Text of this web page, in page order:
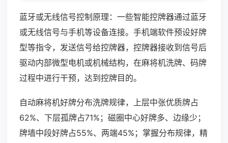
蓝牙或无线信号控制原理：一些智能控牌器通过蓝牙
或无线信号与手机等设备连接。手机端软件预设好牌
型等指令，发送信号给控牌器，控牌器接收到信号后
驱动内部微型电机或机械结构，在麻将机洗牌、码牌
过程中进行干预，达到控牌目的。
自动麻将机好牌分布洗牌规律，上层中张优质牌占
62%、下层孤牌占71%；磁圈中心好牌多、边缘少；
牌墙中段好牌占55%、两端45%；掌握分布规律，精